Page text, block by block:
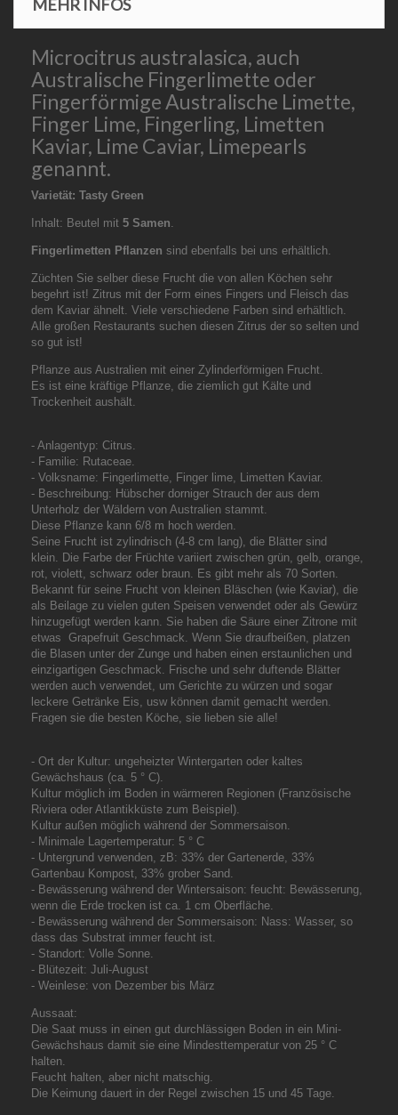
MEHR INFOS
Microcitrus australasica, auch
Australische Fingerlimette oder
Fingerförmige Australische Limette,
Finger Lime, Fingerling, Limetten
Kaviar, Lime Caviar, Limepearls
genannt.
Varietät: Tasty Green
Inhalt: Beutel mit 5 Samen.
Fingerlimetten Pflanzen sind ebenfalls bei uns erhältlich.
Züchten Sie selber diese Frucht die von allen Köchen sehr
begehrt ist! Zitrus mit der Form eines Fingers und Fleisch das
dem Kaviar ähnelt. Viele verschiedene Farben sind erhältlich.
Alle großen Restaurants suchen diesen Zitrus der so selten und
so gut ist!
Pflanze aus Australien mit einer Zylinderförmigen Frucht.
Es ist eine kräftige Pflanze, die ziemlich gut Kälte und
Trockenheit aushält.
- Anlagentyp: Citrus.
- Familie: Rutaceae.
- Volksname: Fingerlimette, Finger lime, Limetten Kaviar.
- Beschreibung: Hübscher dorniger Strauch der aus dem
Unterholz der Wäldern von Australien stammt.
Diese Pflanze kann 6/8 m hoch werden.
Seine Frucht ist zylindrisch (4-8 cm lang), die Blätter sind
klein. Die Farbe der Früchte variiert zwischen grün, gelb, orange,
rot, violett, schwarz oder braun. Es gibt mehr als 70 Sorten.
Bekannt für seine Frucht von kleinen Bläschen (wie Kaviar), die
als Beilage zu vielen guten Speisen verwendet oder als Gewürz
hinzugefügt werden kann. Sie haben die Säure einer Zitrone mit
etwas Grapefruit Geschmack. Wenn Sie draufbeißen, platzen
die Blasen unter der Zunge und haben einen erstaunlichen und
einzigartigen Geschmack. Frische und sehr duftende Blätter
werden auch verwendet, um Gerichte zu würzen und sogar
leckere Getränke Eis, usw können damit gemacht werden.
Fragen sie die besten Köche, sie lieben sie alle!
- Ort der Kultur: ungeheizter Wintergarten oder kaltes
Gewächshaus (ca. 5 ° C).
Kultur möglich im Boden in wärmeren Regionen (Französische
Riviera oder Atlantikküste zum Beispiel).
Kultur außen möglich während der Sommersaison.
- Minimale Lagertemperatur: 5 ° C
- Untergrund verwenden, zB: 33% der Gartenerde, 33%
Gartenbau Kompost, 33% grober Sand.
- Bewässerung während der Wintersaison: feucht: Bewässerung,
wenn die Erde trocken ist ca. 1 cm Oberfläche.
- Bewässerung während der Sommersaison: Nass: Wasser, so
dass das Substrat immer feucht ist.
- Standort: Volle Sonne.
- Blütezeit: Juli-August
- Weinlese: von Dezember bis März
Aussaat:
Die Saat muss in einen gut durchlässigen Boden in ein Mini-
Gewächshaus damit sie eine Mindesttemperatur von 25 ° C
halten.
Feucht halten, aber nicht matschig.
Die Keimung dauert in der Regel zwischen 15 und 45 Tage.